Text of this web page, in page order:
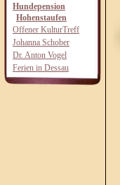
Hundepension
Hohenstaufen
Offener KulturTreff
Johanna Schober
Dr. Anton Vogel
Ferien in Dessau